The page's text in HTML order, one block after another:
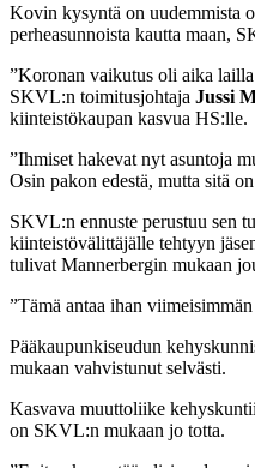
Kovin kysyntä on uudemmista
perheasunnoista kautta maan,
”Koronan vaikutus oli aika
SKVL:n toimitusjohtaja Jussi
kiinteistökaupan kasvua HS:lle.
”Ihmiset hakevat nyt asuntoja
Osin pakon edestä, mutta sitä
SKVL:n ennuste perustuu sen
kiinteistövälittäjälle tehtyyn
tulivat Mannerbergin mukaan
”Tämä antaa ihan
Pääkaupunkiseudun
mukaan vahvistunut selvästi.
Kasvava muuttoliike
on SKVL:n mukaan jo totta.